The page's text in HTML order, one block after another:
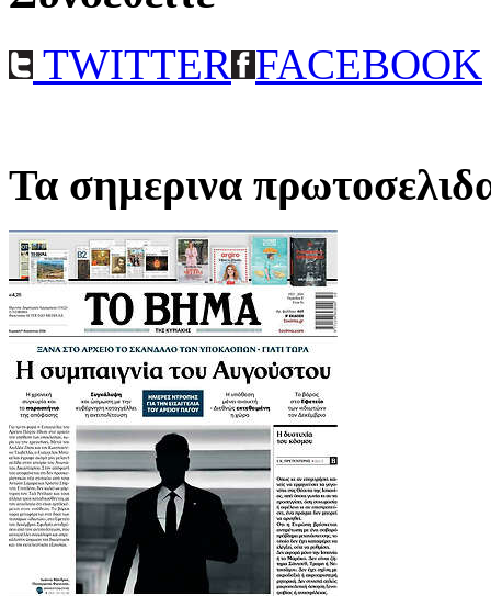
TWITTER FACEBOOK
Τα σημερινα